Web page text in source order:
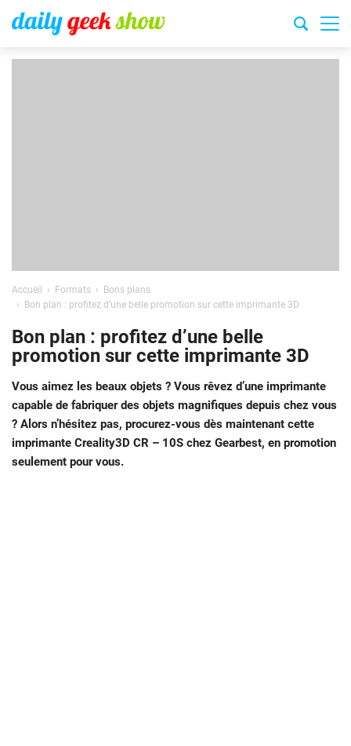
Accueil Formats
Bons plans
Bon plan : profitez d’une belle promotion sur cette imprimante 3D
Bon plan : profitez d’une belle
promotion sur cette imprimante 3D
Vous aimez les beaux objets ? Vous rêvez d’une imprimante
capable de fabriquer des objets magnifiques depuis chez vous
? Alors n’hésitez pas, procurez-vous dès maintenant cette
imprimante Creality3D CR – 10S chez Gearbest, en promotion
seulement pour vous.